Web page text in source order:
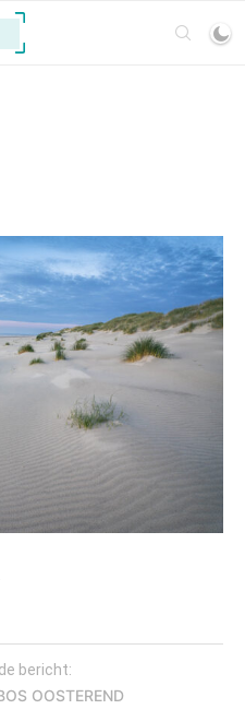
bericht:
OOSTEREND